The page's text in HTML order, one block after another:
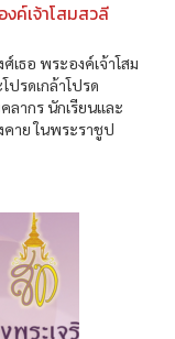
งค์เจ้าโสมสวลี
เธอ พระองค์เจ้าโสม
รดเกล้าโปรด
ากร นักเรียนและ
าย ในพระราชูป